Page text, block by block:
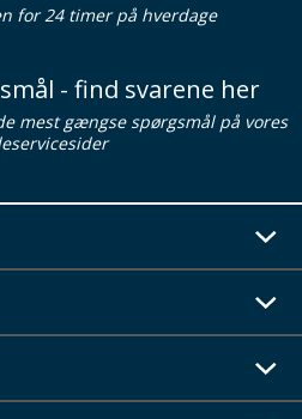
for 24 timer på hverdage
- find svarene her
mest gængse spørgsmål på vores